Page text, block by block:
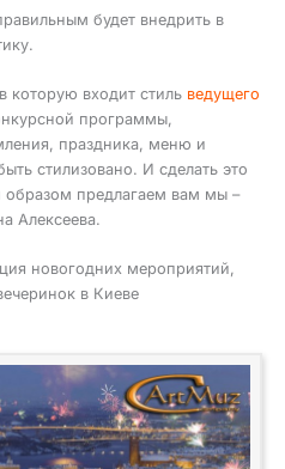
будет внедрить в
которую входит стиль ведущего
программы,
праздника, меню и
стилизовано. И сделать это
предлагаем вам мы –
Алексеева.
новогодних мероприятий,
в Киеве